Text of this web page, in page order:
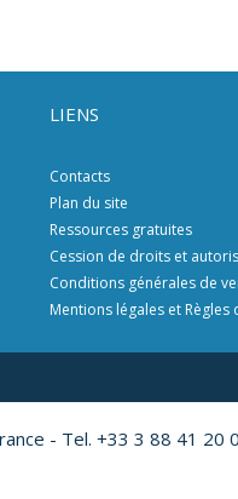
LIENS
Contacts
Plan du site
Ressources gratuites
Cession de droits et
Conditions générales de
Mentions légales et
- Tel. +33 3 88 41 20